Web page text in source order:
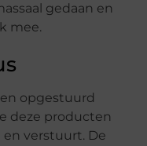
gedaan en
mee.
opgestuurd
deze producten
verstuurt. De